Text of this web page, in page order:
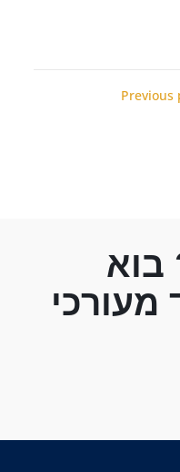
Previous
בוא